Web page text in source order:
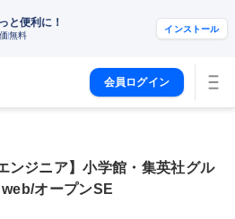
と便利に！
無料
インストール
会員ログイン
ンジニア】小学館・集英社グル
オープンSE